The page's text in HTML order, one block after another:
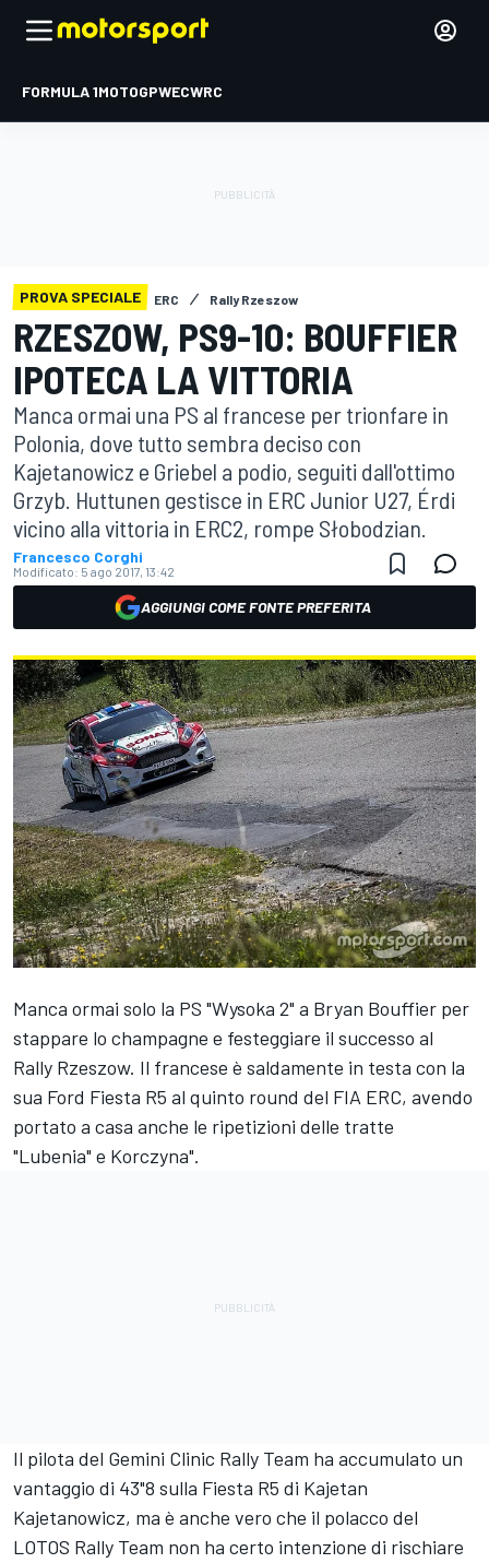
FORMULA 1MOTOGPWECWRC
PROVA SPECIALE ERC Rally Rzeszow
RZESZOW, PS9-10: BOUFFIER
IPOTECA LA VITTORIA
Manca ormai una PS al francese per trionfare in
Polonia, dove tutto sembra deciso con
Kajetanowicz e Griebel a podio, seguiti dall'ottimo
Grzyb. Huttunen gestisce in ERC Junior U27, Érdi
vicino alla vittoria in ERC2, rompe Słobodzian.
Francesco Corghi
Modificato: 5 ago 2017, 13:42
AGGIUNGI COME FONTE PREFERITA
Manca ormai solo la PS "Wysoka 2" a Bryan Bouffier per
stappare lo champagne e festeggiare il successo al
Rally Rzeszow. Il francese è saldamente in testa con la
sua Ford Fiesta R5 al quinto round del FIA ERC, avendo
portato a casa anche le ripetizioni delle tratte
"Lubenia" e Korczyna".
Il pilota del Gemini Clinic Rally Team ha accumulato un
vantaggio di 43"8 sulla Fiesta R5 di Kajetan
Kajetanowicz, ma è anche vero che il polacco del
LOTOS Rally Team non ha certo intenzione di rischiare